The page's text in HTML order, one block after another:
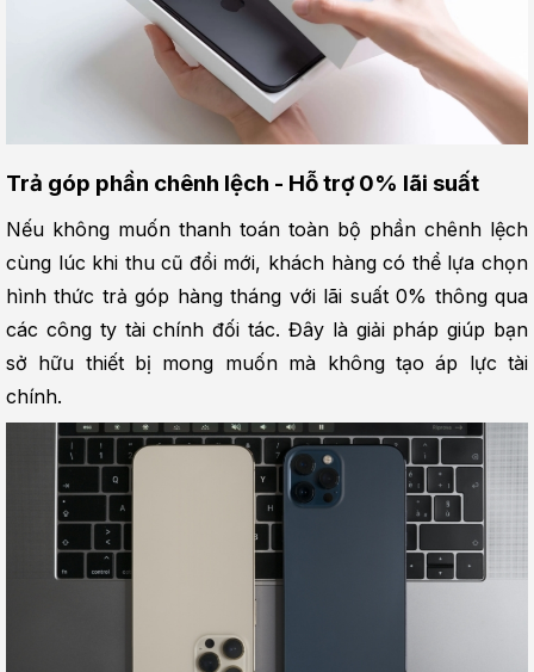
Trả góp phần chênh lệch - Hỗ trợ 0% lãi suất
Nếu không muốn thanh toán toàn bộ phần chênh lệch
cùng lúc khi thu cũ đổi mới, khách hàng có thể lựa chọn
hình thức trả góp hàng tháng với lãi suất 0% thông qua
các công ty tài chính đối tác. Đây là giải pháp giúp bạn
sở hữu thiết bị mong muốn mà không tạo áp lực tài
chính.